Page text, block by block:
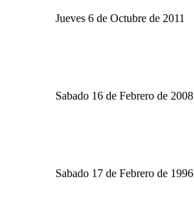
Jueves 6 de Octubre de 2011
Sabado 16 de Febrero de 2008
Sabado 17 de Febrero de 1996